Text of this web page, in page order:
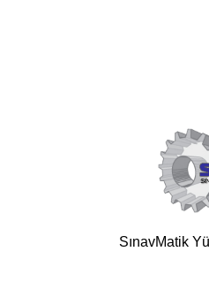
SınavMatik